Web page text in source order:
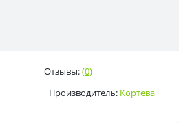
Отзывы:(0)
Производитель: Кортева